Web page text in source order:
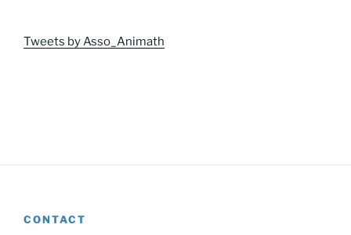
Tweets by Asso_Animath
CONTACT